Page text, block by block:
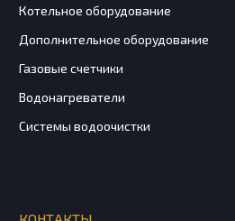
Котельное оборудование
Дополнительное оборудование
Газовые счетчики
Водонагреватели
Системы водоочистки